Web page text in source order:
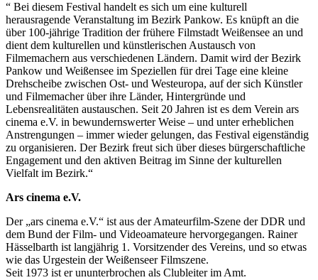
“ Bei diesem Festival handelt es sich um eine kulturell
herausragende Veranstaltung im Bezirk Pankow. Es knüpft an die
über 100-jährige Tradition der frühere Filmstadt Weißensee an und
dient dem kulturellen und künstlerischen Austausch von
Filmemachern aus verschiedenen Ländern. Damit wird der Bezirk
Pankow und Weißensee im Speziellen für drei Tage eine kleine
Drehscheibe zwischen Ost- und Westeuropa, auf der sich Künstler
und Filmemacher über ihre Länder, Hintergründe und
Lebensrealitäten austauschen. Seit 20 Jahren ist es dem Verein ars
cinema e.V. in bewundernswerter Weise – und unter erheblichen
Anstrengungen – immer wieder gelungen, das Festival eigenständig
zu organisieren. Der Bezirk freut sich über dieses bürgerschaftliche
Engagement und den aktiven Beitrag im Sinne der kulturellen
Vielfalt im Bezirk.“
Ars cinema e.V.
Der „ars cinema e.V.“ ist aus der Amateurfilm-Szene der DDR und
dem Bund der Film- und Videoamateure hervorgegangen. Rainer
Hässelbarth ist langjährig 1. Vorsitzender des Vereins, und so etwas
wie das Urgestein der Weißenseer Filmszene.
Seit 1973 ist er ununterbrochen als Clubleiter im Amt.